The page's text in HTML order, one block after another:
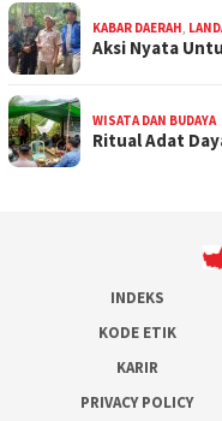
KABAR DAERAH
Aksi Nyata
WISATA DAN BUDAYA
Ritual Adat
INDEKS
KODE ETIK
KARIR
PRIVACY POLICY